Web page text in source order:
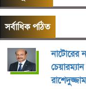
সর্বাধিক পঠিত
নাটোরের